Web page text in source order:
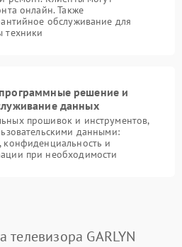
онлайн. Также
обслуживание для
техники
решение и
данных
прошивок и инструментов,
данными:
конфиденциальность и
при необходимости
телевизора GARLYN